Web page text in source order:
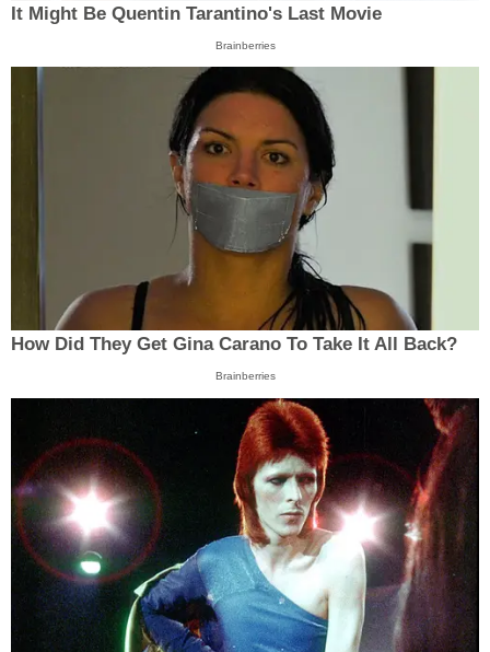
It Might Be Quentin Tarantino's Last Movie
Brainberries
How Did They Get Gina Carano To Take It All Back?
Brainberries